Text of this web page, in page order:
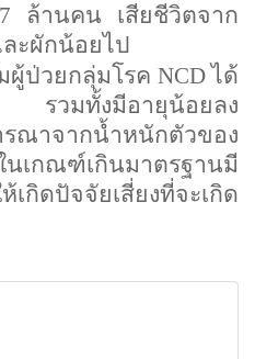
ล้านคน เสียชีวิตจาก
ะผักน้อยไป
ป่วยกลุ่มโรค NCDได้
รวมทั้งมีอายุน้อยลง
รณาจากน้ำหนักตัวของ
ณฑ์เกินมาตรฐานมี
ดปัจจัยเสี่ยงที่จะเกิด